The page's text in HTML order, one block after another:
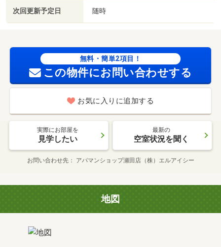
次回更新予定日 随時
無料・簡単2項目！
この物件にお問い合わせする
お気に入りに追加する
実際にお部屋を
見学したい
最新の
空室状況を聞く
お問い合わせ先 アパマンショップ瀬田店（株）エルアイシー
地図